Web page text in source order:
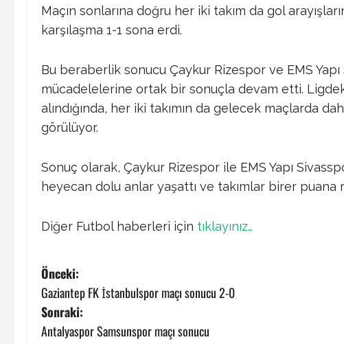
Maçın sonlarına doğru her iki takım da gol
karşılaşma 1-1 sona erdi.
Bu beraberlik sonucu Çaykur Rizespor ve EMS
mücadelelerine ortak bir sonuçla devam etti.
alındığında, her iki takımın da gelecek maçlarda
görülüyor.
Sonuç olarak, Çaykur Rizespor ile EMS Yapı
heyecan dolu anlar yaşattı ve takımlar birer puana
Diğer Futbol haberleri için tıklayınız…
P
o
s
Önceki:
Gaziantep FK İstanbulspor maçı sonucu 2-0
Sonraki:
Antalyaspor Samsunspor maçı sonucu